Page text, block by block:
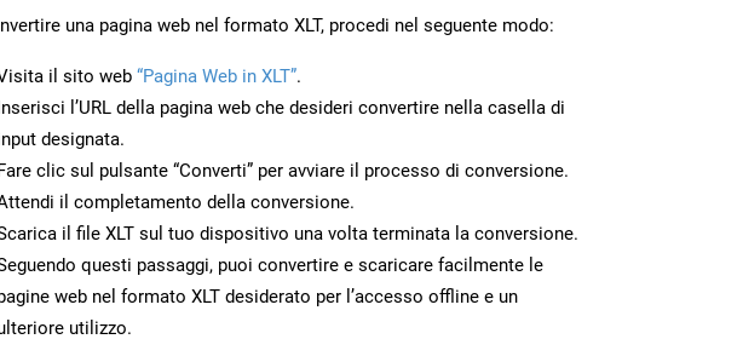
una pagina web nel formato XLT, procedi nel seguente modo:
il sito web “Pagina Web in XLT”.
l’URL della pagina web che desideri convertire nella casella di
designata.
clic sul pulsante “Converti” per avviare il processo di conversione.
il completamento della conversione.
il file XLT sul tuo dispositivo una volta terminata la conversione.
questi passaggi, puoi convertire e scaricare facilmente le
web nel formato XLT desiderato per l’accesso offline e un
utilizzo.